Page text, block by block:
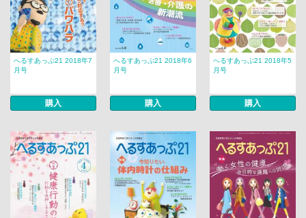
へるすあっぷ21 2018年7
月号
購入
へるすあっぷ21 2018年6
月号
購入
へるすあっぷ21 2018年5
月号
購入